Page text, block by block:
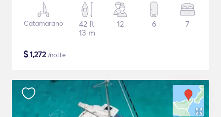
Catamarano
42 ft
13 m
12 6 7
$1,272/notte